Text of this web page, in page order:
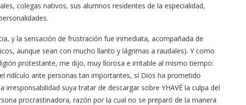
colegas nativos, sus alumnos residentes de la especialidad,
y la sensación de frustración fue inmediata, acompañada de
aunque sean con mucho llanto y lágrimas a raudales). Y como
protestante, me dijo, muy llorosa e irritable al mismo tiempo:
ridículo ante personas tan importantes, sí Dios ha prometido
suya tratar de descargar sobre YHAVÉ la culpa del
procrastinadora, razón por la cual no se preparó de la manera